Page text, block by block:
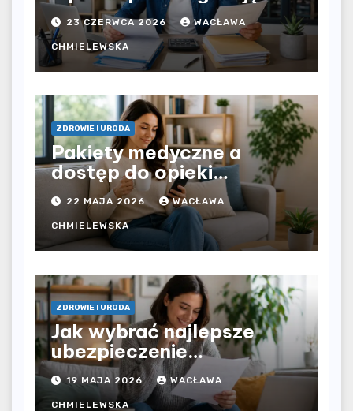
bezpośrednio u
pracodawcy – jak
rozliczyć oba źródła
dochodu?
23 CZERWCA 2026 WACŁAWA
CHMIELEWSKA
ZDROWIE I URODA
Pakiety medyczne a
dostęp do opieki
zdrowotnej bez
ograniczeń czasowych –
czy prywatna opieka daje
większą swobodę?
22 MAJA 2026 WACŁAWA
CHMIELEWSKA
ZDROWIE I URODA
Jak wybrać najlepsze
ubezpieczenie
komunikacyjne i uniknąć
kosztownych błędów?
19 MAJA 2026 WACŁAWA
CHMIELEWSKA